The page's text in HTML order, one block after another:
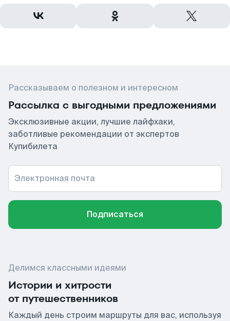
Рассказываем о полезном и интересном
Рассылка с выгодными предложениями
Эксклюзивные акции, лучшие лайфхаки,
заботливые рекомендации от экспертов
Купибилета
Электронная почта
Подписаться
Делимся классными идеями
Истории и хитрости
от путешественников
Каждый день строим маршруты для вас, используя